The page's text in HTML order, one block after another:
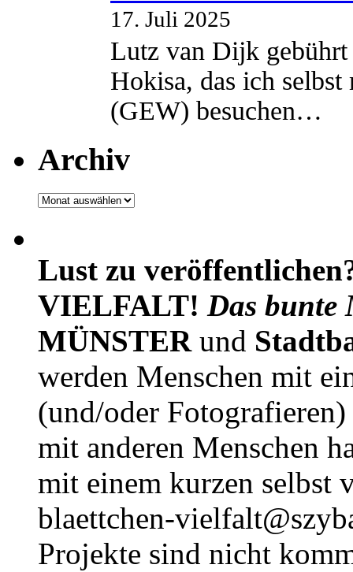
17. Juli 2025
Lutz van Dijk
Hokisa, das ich
(GEW) besuchen…
Archiv
Archiv
Lust zu
VIELFALT! Das bunte
MÜNSTERund
werden Menschen mit
(und/oder
mit anderen Menschen
mit einem kurzen selbst
blaettchen-
Projekte sind nicht